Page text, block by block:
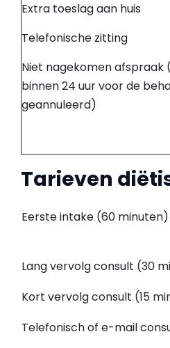
Extra toeslag aan huis
Telefonische zitting
Niet nagekomen afspraak
binnen 24 uur voor de
geannuleerd)
Tarieven
Eerste intake (60
Lang vervolg consult (30
Kort vervolg consult (15
Telefonisch of e-mail